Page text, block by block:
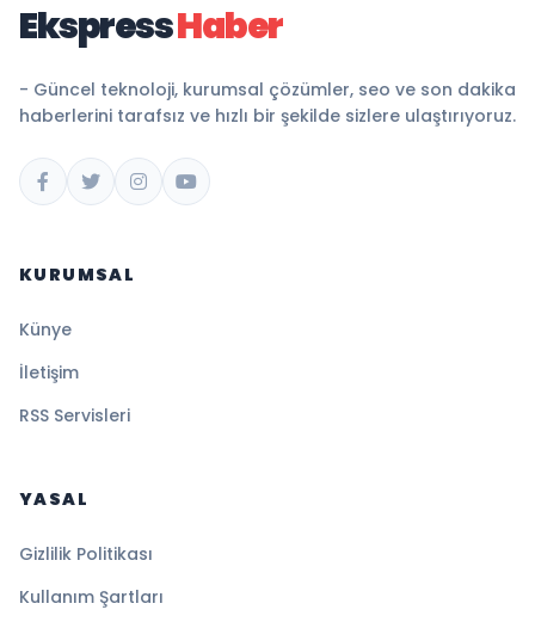
EkspressHaber
- Güncel teknoloji, kurumsal çözümler, seo ve son dakika
haberlerini tarafsız ve hızlı bir şekilde sizlere ulaştırıyoruz.
KURUMSAL
Künye
İletişim
RSS Servisleri
YASAL
Gizlilik Politikası
Kullanım Şartları